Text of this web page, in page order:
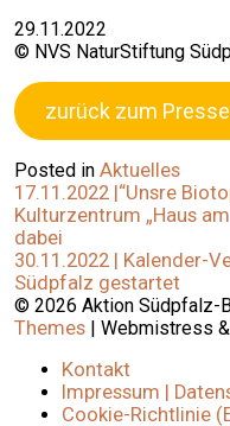
29.11.2022
© NVS NaturStiftung
zurück zum
Posted inAktuelles
17.11.2022 |“Unsre
Kulturzentrum „Haus
dabei
30.11.2022 | Kalender-
Südpfalz gestartet
©2026Aktion Südpfalz-
Themes |Webmistress
Kontakt
Impressum |
Cookie-Richtlinie